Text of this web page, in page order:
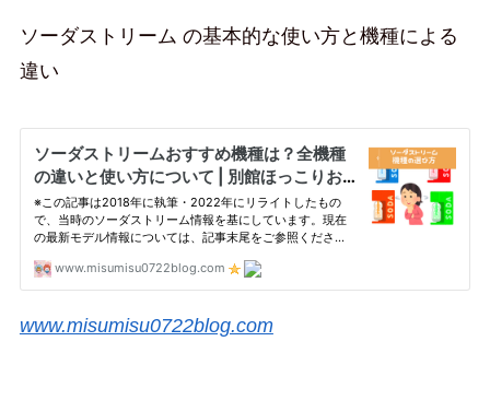
ソーダストリーム の基本的な使い方と機種による
違い
www.misumisu0722blog.com